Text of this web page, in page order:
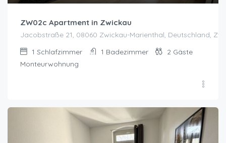
ZW02c Apartment in Zwickau
Jacobstraße 21, 08060 Zwickau-Marienthal, Deutschland,
1 Schlafzimmer 1 Badezimmer 2 Gäste
Monteurwohnung